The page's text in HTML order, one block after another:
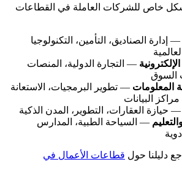
خاص للشركات العاملة في القطاعات
— إدارة الصناديق، التأمين، التكنولوجيا
— التجارة الدولية، المنصات
السوق
المعلومات — تطوير البرمجيات، الاستعانة
البيانات
— حيازة العقارات، التطوير، المدن الذكية
— السياحة الطبية، المدارس
دليلنا حول قطاعات الأعمال في